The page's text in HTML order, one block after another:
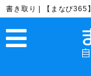
書き取り | 【まなび365